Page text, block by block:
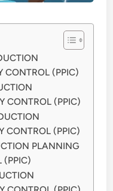
CONTROL (PPIC)
CONTROL (PPIC)
CONTROL (PPIC)
PLANNING
(PPIC)